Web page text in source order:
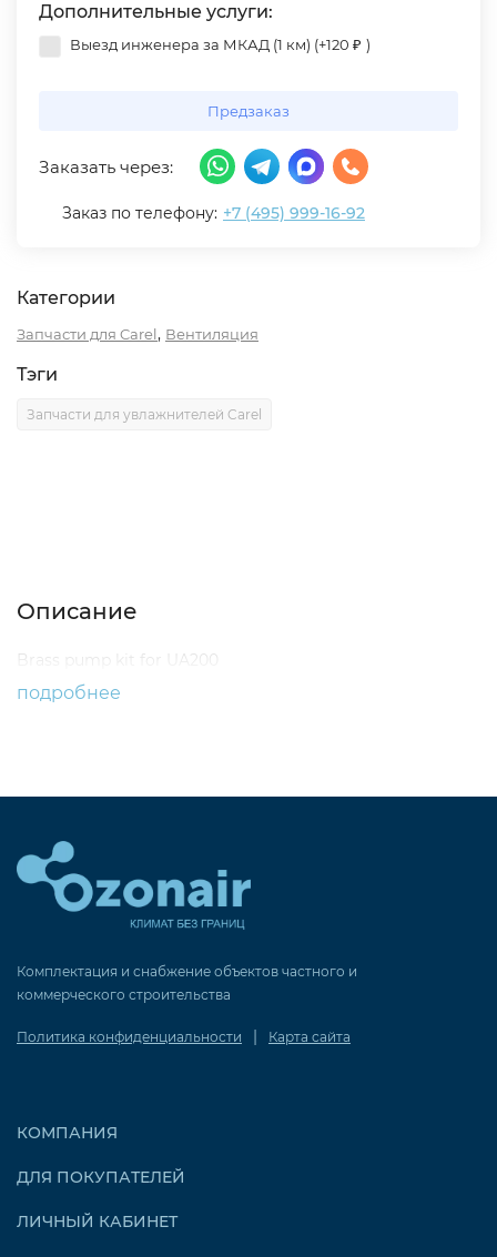
Дополнительные услуги:
Выезд инженера за МКАД (1 км) (+120 ₽ )
Предзаказ
Заказать через:
Заказ по телефону: +7 (495) 999-16-92
Категории
Запчасти для Carel, Вентиляция
Тэги
Запчасти для увлажнителей Carel
Описание
Brass pump kit for UA200
подробнее
Комплектация и снабжение объектов частного и
коммерческого строительства
Политика конфиденциальности | Карта сайта
КОМПАНИЯ
ДЛЯ ПОКУПАТЕЛЕЙ
ЛИЧНЫЙ КАБИНЕТ